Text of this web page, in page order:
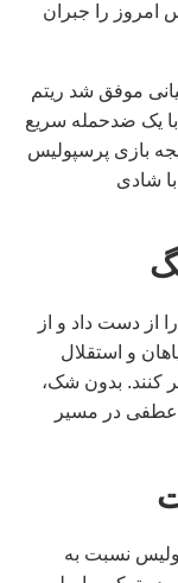
امروز را جبران
موفق شد ریتم
یک ضدحمله سریع
بازی پرسپولیس
شادی
از دست داد و از
و استقلال
کنند. بدون شک،
عطفی در مسیر
نسبت به